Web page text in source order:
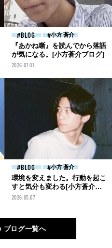
BLOG 小方 蒼介
『あかね噺』を読んでから落語
が気になる。[小方蒼介ブログ]
2026.07.01
BLOG 小方 蒼介
環境を変えました。行動を起こ
すと気分も変わる[小方蒼介ブ
ログ]
2026.05.07
ブログ一覧へ